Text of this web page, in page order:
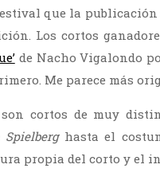
que la publicación
Los cortos
de Nacho Vigalondo
Me parece más
cortos de muy
Spielberghasta el
propia del corto y el